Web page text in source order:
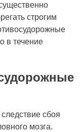
строгим
в течение
сбоя
мозга.